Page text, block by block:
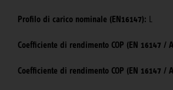
Profilo di carico nominale (EN16147): L
Coefficiente di rendimento COP (EN 16147 /
Coefficiente di rendimento COP (EN 16147 /